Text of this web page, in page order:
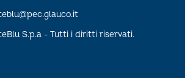
S.p.a - Tutti i diritti riservati.